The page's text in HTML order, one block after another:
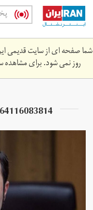
Skip
main
content
شما صفحه ای از سایت قدیمی
روز نمی شود. برای مشاهده